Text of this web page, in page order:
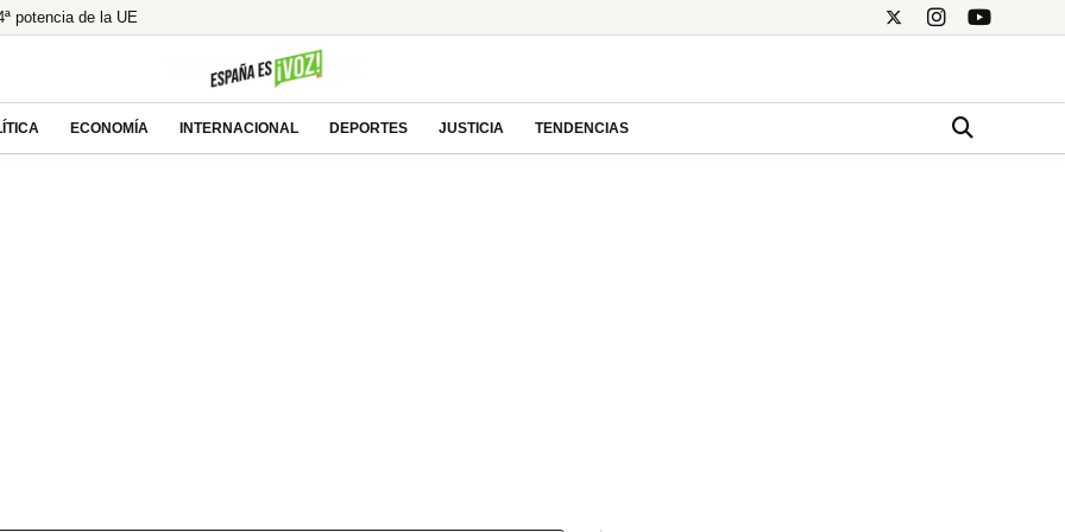
potencia de la UE
modelo holandés de pensiones, ¿la única salida?
de Robles y Marlaska en el Senado por la crisis
ECONOMÍA INTERNACIONAL DEPORTES JUSTICIA TENDENCIAS